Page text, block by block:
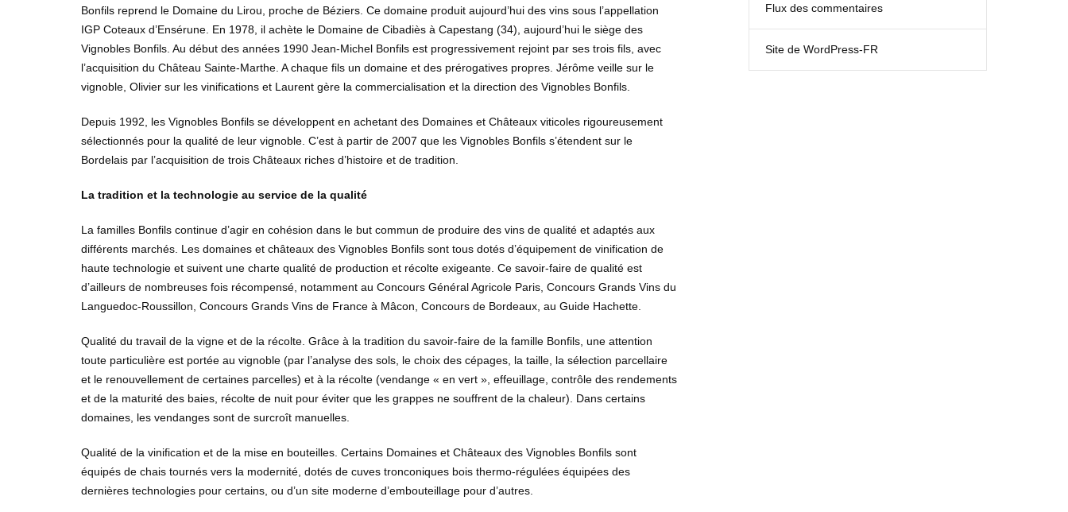
Bonfils reprend le Domaine du Lirou, proche de Béziers. Ce domaine produit aujourd’hui des vins sous l’appellation
IGP Coteaux d’Ensérune. En 1978, il achète le Domaine de Cibadiès à Capestang (34), aujourd’hui le siège des
Vignobles Bonfils. Au début des années 1990 Jean-Michel Bonfils est progressivement rejoint par ses trois fils, avec
l’acquisition du Château Sainte-Marthe. A chaque fils un domaine et des prérogatives propres. Jérôme veille sur le
vignoble, Olivier sur les vinifications et Laurent gère la commercialisation et la direction des Vignobles Bonfils.
Depuis 1992, les Vignobles Bonfils se développent en achetant des Domaines et Châteaux viticoles rigoureusement
sélectionnés pour la qualité de leur vignoble. C’est à partir de 2007 que les Vignobles Bonfils s’étendent sur le
Bordelais par l’acquisition de trois Châteaux riches d’histoire et de tradition.
La tradition et la technologie au service de la qualité
La familles Bonfils continue d’agir en cohésion dans le but commun de produire des vins de qualité et adaptés aux
différents marchés. Les domaines et châteaux des Vignobles Bonfils sont tous dotés d’équipement de vinification de
haute technologie et suivent une charte qualité de production et récolte exigeante. Ce savoir-faire de qualité est
d’ailleurs de nombreuses fois récompensé, notamment au Concours Général Agricole Paris, Concours Grands Vins du
Languedoc-Roussillon, Concours Grands Vins de France à Mâcon, Concours de Bordeaux, au Guide Hachette.
Qualité du travail de la vigne et de la récolte. Grâce à la tradition du savoir-faire de la famille Bonfils, une attention
toute particulière est portée au vignoble (par l’analyse des sols, le choix des cépages, la taille, la sélection parcellaire
et le renouvellement de certaines parcelles) et à la récolte (vendange « en vert », effeuillage, contrôle des rendements
et de la maturité des baies, récolte de nuit pour éviter que les grappes ne souffrent de la chaleur). Dans certains
domaines, les vendanges sont de surcroît manuelles.
Qualité de la vinification et de la mise en bouteilles. Certains Domaines et Châteaux des Vignobles Bonfils sont
équipés de chais tournés vers la modernité, dotés de cuves tronconiques bois thermo-régulées équipées des
dernières technologies pour certains, ou d’un site moderne d’embouteillage pour d’autres.
Flux des commentaires
Site de WordPress-FR